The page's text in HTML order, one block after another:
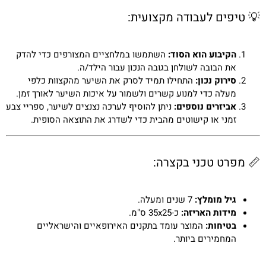
💡 טיפים לעבודה מקצועית:
הקיבוע הוא הסוד: השתמשו במלחציים המצורפים כדי להדק
את הבובה לשולחן בגובה הנכון עבור הילד/ה.
סירוק נכון: התחילו תמיד לסרק את השיער מהקצוות כלפי
מעלה כדי למנוע קשרים ולשמור על איכות השיער לאורך זמן.
אביזרים נוספים: ניתן להוסיף לערכה נצנצים לשיער, ספריי צבע
זמני או קישוטים מהבית כדי לשדרג את התוצאה הסופית.
📏 מפרט טכני בקצרה:
גיל מומלץ:
מידות האריזה: כ-35x25 ס"מ.
בטיחות: המוצר עומד בתקנים האירופאיים והישראליים
המחמירים ביותר.